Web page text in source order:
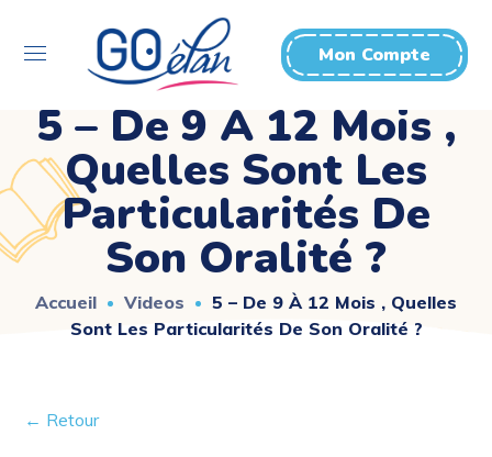
Mon Compte
5 – De 9 À 12 Mois ,
Quelles Sont Les
Particularités De
Son Oralité ?
Accueil Videos
5 – De 9 À 12 Mois , Quelles
Sont Les Particularités De Son Oralité ?
← Retour